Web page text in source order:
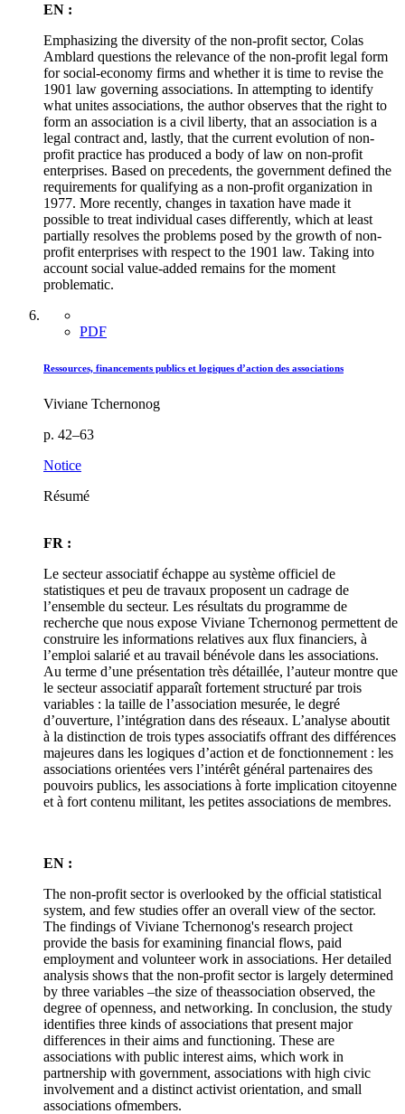
EN :
Emphasizing the diversity of the non-profit sector, Colas
Amblard questions the relevance of the non-profit legal form
for social-economy firms and whether it is time to revise the
1901 law governing associations. In attempting to identify
what unites associations, the author observes that the right to
form an association is a civil liberty, that an association is a
legal contract and, lastly, that the current evolution of non-
profit practice has produced a body of law on non-profit
enterprises. Based on precedents, the government defined the
requirements for qualifying as a non-profit organization in
1977. More recently, changes in taxation have made it
possible to treat individual cases differently, which at least
partially resolves the problems posed by the growth of non-
profit enterprises with respect to the 1901 law. Taking into
account social value-added remains for the moment
problematic.
PDF
Ressources, financements publics et logiques d’action des associations
Viviane Tchernonog
p. 42–63
Notice
Résumé
FR :
Le secteur associatif échappe au système officiel de
statistiques et peu de travaux proposent un cadrage de
l’ensemble du secteur. Les résultats du programme de
recherche que nous expose Viviane Tchernonog permettent de
construire les informations relatives aux flux financiers, à
l’emploi salarié et au travail bénévole dans les associations.
Au terme d’une présentation très détaillée, l’auteur montre que
le secteur associatif apparaît fortement structuré par trois
variables : la taille de l’association mesurée, le degré
d’ouverture, l’intégration dans des réseaux. L’analyse aboutit
à la distinction de trois types associatifs offrant des différences
majeures dans les logiques d’action et de fonctionnement : les
associations orientées vers l’intérêt général partenaires des
pouvoirs publics, les associations à forte implication citoyenne
et à fort contenu militant, les petites associations de membres.
EN :
The non-profit sector is overlooked by the official statistical
system, and few studies offer an overall view of the sector.
The findings of Viviane Tchernonog's research project
provide the basis for examining financial flows, paid
employment and volunteer work in associations. Her detailed
analysis shows that the non-profit sector is largely determined
by three variables –the size of theassociation observed, the
degree of openness, and networking. In conclusion, the study
identifies three kinds of associations that present major
differences in their aims and functioning. These are
associations with public interest aims, which work in
partnership with government, associations with high civic
involvement and a distinct activist orientation, and small
associations ofmembers.